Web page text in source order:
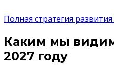
Полная стратегия
Каким мы
2027 году